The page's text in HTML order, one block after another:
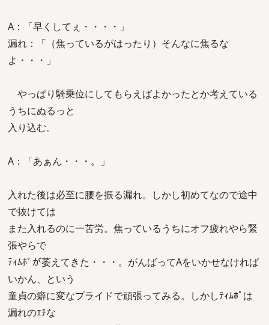
A：「早くしてぇ・・・・」
漏れ：「（焦っているがはったり）そんなに焦るな
よ・・・」
やっぱり騎乗位にしてもらえばよかったとか考えている
うちにぬるっと
入り込む。
A：「あぁん・・・。」
入れた後は必至に腰を振る漏れ。しかし初めてなので途中
で抜けては
また入れるのに一苦労。焦っているうちにオフ疲れやら緊
張やらで
ﾃｨﾑﾎﾟが萎えてきた・・・。がんばってAをいかせなければ
いかん、という
童貞の癖に変なプライドで頑張ってみる。しかしﾃｨﾑﾎﾟは
漏れのｴﾁな